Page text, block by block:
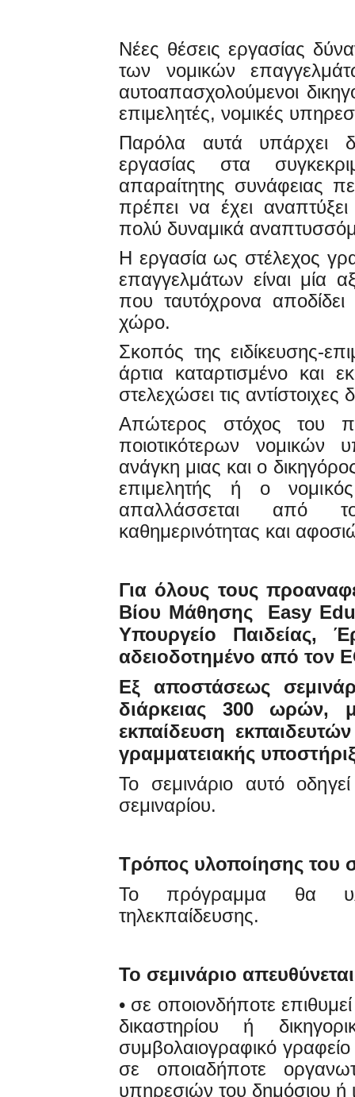
Νέες θέσεις εργασίας
των νομικών
αυτοαπασχολούμενοι
επιμελητές, νομικές
Παρόλα αυτά υπάρχει
εργασίας στα
απαραίτητης συνάφειας
πρέπει να έχει
πολύ δυναμικά
Η εργασία ως στέλεχος
επαγγελμάτων είναι μία
που ταυτόχρονα αποδίδει
χώρο.
Σκοπός της ειδίκευσης-
άρτια καταρτισμένο και
στελεχώσει τις
Απώτερος στόχος του
ποιοτικότερων
ανάγκη μιας και ο
επιμελητής ή ο
απαλλάσσεται από
καθημερινότητας και
Για όλους τους
Βίου Μάθησης Easy
Υπουργείο Παιδείας,
αδειοδοτημένο από τον
Εξ αποστάσεως
διάρκειας 300 ωρών,
εκπαίδευση
γραμματειακής
Το σεμινάριο αυτό
σεμιναρίου.
Τρόπος υλοποίησης του
Το πρόγραμμα θα
τηλεκπαίδευσης.
Το σεμινάριο
• σε οποιονδήποτε
δικαστηρίου ή
συμβολαιογραφικό
σε οποιαδήποτε
υπηρεσιών του δημόσιου ή